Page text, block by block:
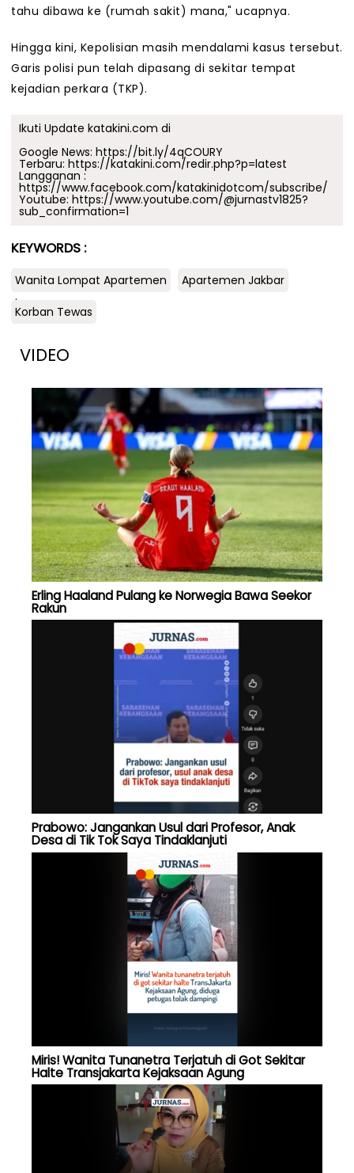
tahu dibawa ke (rumah sakit) mana," ucapnya.
Hingga kini, Kepolisian masih mendalami kasus tersebut.
Garis polisi pun telah dipasang di sekitar tempat
kejadian perkara (TKP).
Ikuti Update katakini.com di
Google News: https://bit.ly/4qCOURY
Terbaru: https://katakini.com/redir.php?p=latest
Langganan :
https://www.facebook.com/katakinidotcom/subscribe/
Youtube: https://www.youtube.com/@jurnastv1825?
sub_confirmation=1
KEYWORDS :
Wanita Lompat Apartemen
Apartemen Jakbar
.
Korban Tewas
VIDEO
Erling Haaland Pulang ke Norwegia Bawa Seekor
Rakun
Prabowo: Jangankan Usul dari Profesor, Anak
Desa di Tik Tok Saya Tindaklanjuti
Miris! Wanita Tunanetra Terjatuh di Got Sekitar
Halte Transjakarta Kejaksaan Agung